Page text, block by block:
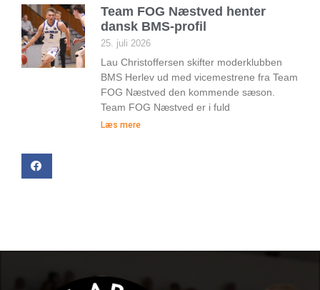
Team FOG Næstved henter
dansk BMS-profil
25. juli 2026
Lau Christoffersen skifter moderklubben
BMS Herlev ud med vicemestrene fra Team
FOG Næstved den kommende sæson.
Team FOG Næstved er i fuld
Læs mere